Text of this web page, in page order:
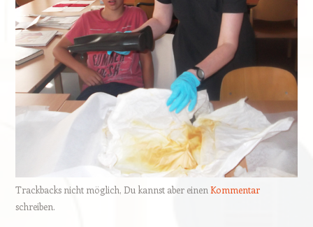
Trackbacks nicht möglich, Du kannst aber einen Kommentar
schreiben.